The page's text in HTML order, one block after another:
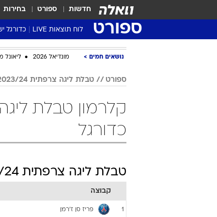
חדשות ספורט בחירות
ספורט לוח תוצאות LIVE כדורגל
ליגת העל Winner
גביע
שגרירים
נושאים חמים מונדיאל 2026 ליאונל
ספורט טבלת ליגה צרפתית 2023/24
כדורגל
טבלת ליגה צרפתית 2023/24
קבוצה
1 פריז סן ז'רמן